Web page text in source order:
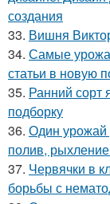
создания
33. Вишня
34. Самые
статьи в новую
35. Ранний сорт
подборку
36. Один урожай
полив,
37. Червячки в
борьбы с